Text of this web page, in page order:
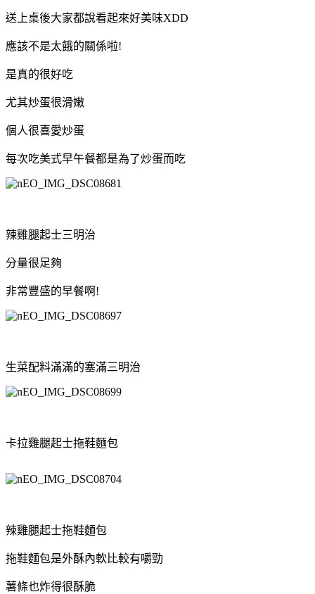
送上桌後大家都說看起來好美味XDD
應該不是太餓的關係啦!
是真的很好吃
尤其炒蛋很滑嫩
個人很喜愛炒蛋
每次吃美式早午餐都是為了炒蛋而吃
辣雞腿起士三明治
分量很足夠
非常豐盛的早餐啊!
生菜配料滿滿的塞滿三明治
卡拉雞腿起士拖鞋麵包
辣雞腿起士拖鞋麵包
拖鞋麵包是外酥內軟比較有嚼勁
薯條也炸得很酥脆